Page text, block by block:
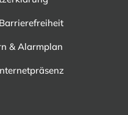
& Alarmplan